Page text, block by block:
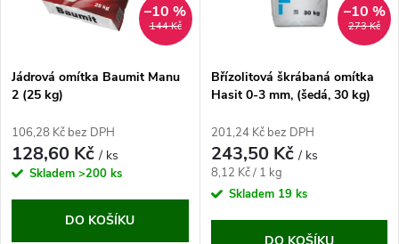
p
r
o
s
p
r
o
144 Kč
–10 %
Jádrová omítka Baumit Manu
2 (25 kg)
106,28 Kč bez DPH
128,60 Kč/ ks
Skladem >200 ks
DO KOŠÍKU
273 Kč
–10 %
Břízolitová škrábaná omítka
Hasit 0-3 mm, (šedá, 30 kg)
201,24 Kč bez DPH
243,50 Kč/ ks
Měrná
cena:
8,12 Kč / 1 kg
Skladem 19 ks